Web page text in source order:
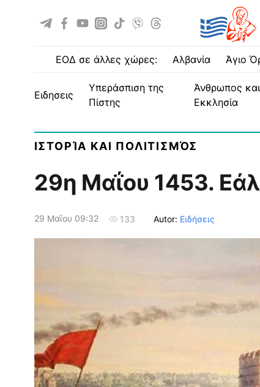
ΕΟΔ σε άλλες χώρες: Αλβανία Άγιο
ειδησεις
Υπεράσπιση της
Πίστης
Άνθρωπος και
Εκκλησία
ΙΣΤΟΡΊΑ ΚΑΙ ΠΟΛΙΤΙΣΜΌΣ
29η Μαΐου 1453.
29 Μαΐου 09:32 133 Autor: Ειδήσεις